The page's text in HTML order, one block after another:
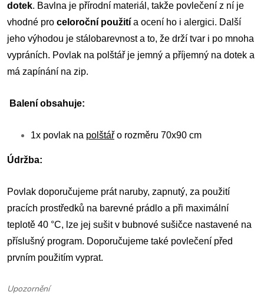
dotek. Bavlna je přírodní materiál, takže povlečení z ní je
vhodné pro celoroční použití a ocení ho i alergici. Další
jeho výhodou je stálobarevnost a to, že drží tvar i po mnoha
vypráních. Povlak na polštář je jemný a příjemný na dotek a
má zapínání na zip.
Balení obsahuje:
1x povlak na polštář o rozměru 70x90 cm
Údržba:
Povlak doporučujeme prát naruby, zapnutý, za použití
pracích prostředků na barevné prádlo a při maximální
teplotě 40 °C, lze jej sušit v bubnové sušičce nastavené na
příslušný program. Doporučujeme také povlečení před
prvním použitím vyprat.
Upozornění